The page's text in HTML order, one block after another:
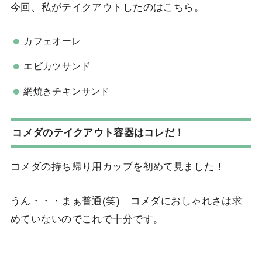
今回、私がテイクアウトしたのはこちら。
カフェオーレ
エビカツサンド
網焼きチキンサンド
コメダのテイクアウト容器はコレだ！
コメダの持ち帰り用カップを初めて見ました！
うん・・・まぁ普通(笑) コメダにおしゃれさは求
めていないのでこれで十分です。